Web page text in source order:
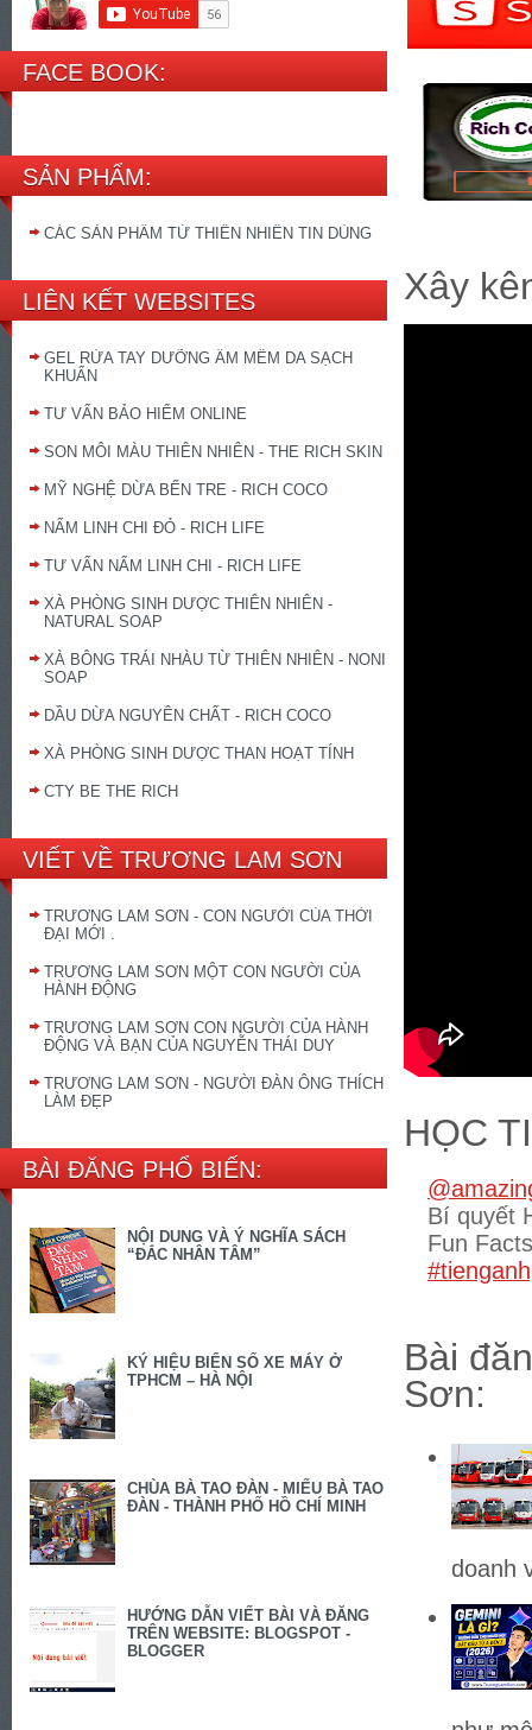
FACE BOOK:
SẢN PHẨM:
CÁC SẢN PHẨM TỪ THIÊN NHIÊN TIN DÙNG
LIÊN KẾT WEBSITES
GEL RỬA TAY DƯỠNG ẨM MỀM DA SẠCH
KHUẨN
TƯ VẤN BẢO HIỂM ONLINE
SON MÔI MÀU THIÊN NHIÊN - THE RICH SKIN
MỸ NGHỆ DỪA BẾN TRE - RICH COCO
NẤM LINH CHI ĐỎ - RICH LIFE
TƯ VẤN NẤM LINH CHI - RICH LIFE
XÀ PHÒNG SINH DƯỢC THIÊN NHIÊN -
NATURAL SOAP
XÀ BÔNG TRÁI NHÀU TỪ THIÊN NHIÊN - NONI
SOAP
DẦU DỪA NGUYÊN CHẤT - RICH COCO
XÀ PHÒNG SINH DƯỢC THAN HOẠT TÍNH
CTY BE THE RICH
VIẾT VỀ TRƯƠNG LAM SƠN
TRƯƠNG LAM SƠN - CON NGƯỜI CỦA THỜI
ĐẠI MỚI .
TRƯƠNG LAM SƠN MỘT CON NGƯỜI CỦA
HÀNH ĐỘNG
TRƯƠNG LAM SƠN CON NGƯỜI CỦA HÀNH
ĐỘNG VÀ BẠN CỦA NGUYỄN THÁI DUY
TRƯƠNG LAM SƠN - NGƯỜI ĐÀN ÔNG THÍCH
LÀM ĐẸP
BÀI ĐĂNG PHỔ BIẾN:
NỘI DUNG VÀ Ý NGHĨA SÁCH
“ĐẮC NHÂN TÂM”
KÝ HIỆU BIỂN SỐ XE MÁY Ở
TPHCM – HÀ NỘI
CHÙA BÀ TAO ĐÀN - MIẾU BÀ TAO
ĐÀN - THÀNH PHỐ HỒ CHÍ MINH
HƯỚNG DẪN VIẾT BÀI VÀ ĐĂNG
TRÊN WEBSITE: BLOGSPOT -
BLOGGER
Xây
HỌC
Bí quyết
Fun
Bài
Sơn:
doanh